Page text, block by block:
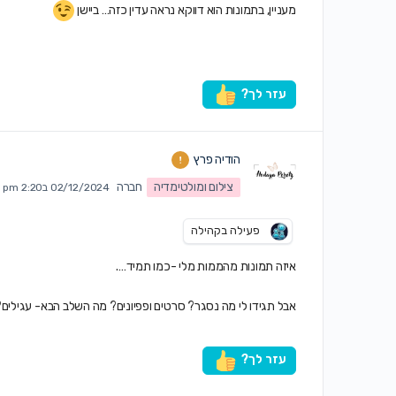
מעניין, בתמונות הוא דווקא נראה עדין כזה… ביישן
עזר לך?
הודיה פרץ
צילום ומולטימדיה
חברה 02/12/2024 ב2:20 pm
פעילה בקהילה
איזה תמונות מהממות מלי -כמו תמיד….
אבל תגידו לי מה נסגר? סרטים ופפיונים? מה השלב הבא-
עזר לך?